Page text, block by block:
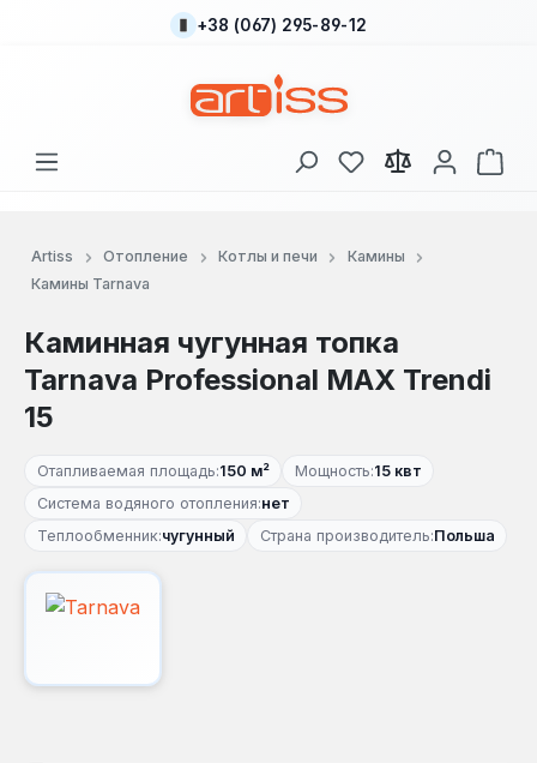
Перейти к основному содержанию
+38 (067) 295-89-12
У вас есть товары
В
Artiss Отопление Котлы и печи
Камины
Камины Tarnava
Каминная чугунная топка
Tarnava Professional MAX Trendi
15
Отапливаемая площадь:150 м² Мощность:15 квт
Система водяного отопления:нет
Теплообменник:чугунный Страна производитель:Польша